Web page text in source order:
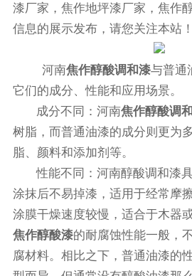
漆厂家 ，焦作地坪漆厂家，焦作
信息的展示发布，请您关注本站！
河南焦作醇酸调和漆与普通
它们的成分、性能和应用场景。
成分不同：河南焦作醇酸调
树脂，而普通油漆的成分则更为
脂、颜料和添加剂等。
性能不同：河南醇酸调和漆
涂抹后不易掉漆，适用于经常摩
涂膜干燥速度较慢，适合于木器
焦作醇酸漆的耐腐蚀性能一般，
腐材料。相比之下，普通油漆的